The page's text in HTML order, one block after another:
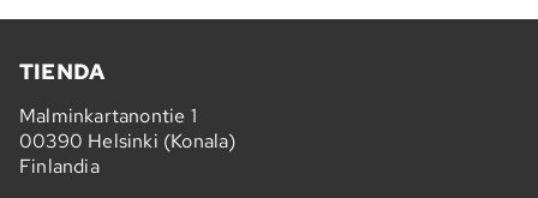
TIENDA
Malminkartanontie 1
00390 Helsinki (Konala)
Finlandia